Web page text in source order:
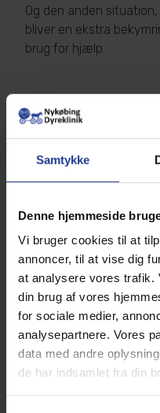
Samtykke
Denne hjemmeside
Vi bruger cookies til at
annoncer, til at vise dig
at analysere vores trafik.
din brug af vores
for sociale medier,
analysepartnere. Vores
data med andre
de har indsamlet fra din
Og den anden
bliver en ekstra
brug for hjælp.
koste 10.000–15.000
avanceret udstyr redder
Hvad dækker en
De fleste sygeforsikringer
eller ulykke – fx
medicin.
Nogle selskaber tilbyder
omfatte genoptræning,
behandling.
Rutineydelser som
tandrensning er dog
det er vigtigt at læse det